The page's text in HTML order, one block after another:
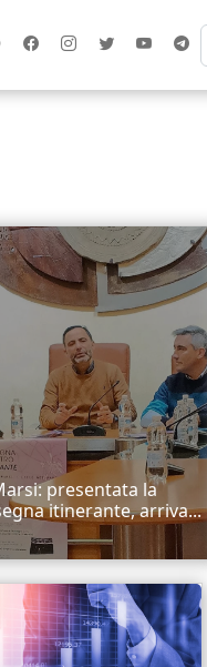
presentata la
itinerante, arriva...